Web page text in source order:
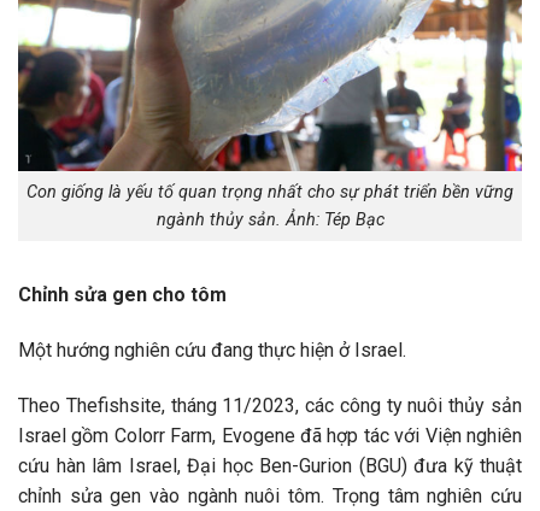
Con giống là yếu tố quan trọng nhất cho sự phát triển bền vững
ngành thủy sản. Ảnh: Tép Bạc
Chỉnh sửa gen cho tôm
Một hướng nghiên cứu đang thực hiện ở Israel.
Theo Thefishsite, tháng 11/2023, các công ty nuôi thủy sản
Israel gồm Colorr Farm, Evogene đã hợp tác với Viện nghiên
cứu hàn lâm Israel, Đại học Ben-Gurion (BGU) đưa kỹ thuật
chỉnh sửa gen vào ngành nuôi tôm. Trọng tâm nghiên cứu